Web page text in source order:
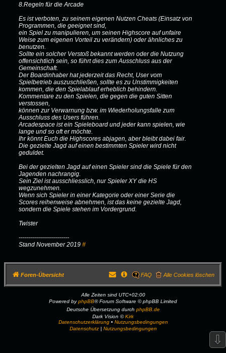
8.Regeln für die Arcade
Es ist verboten, zu seinem eigenen Nutzen Cheats (Einsatz von
Programmen, die geeignet sind,
ein Spiel zu manipulieren, um seinen Highscore auf unfaire
Weise zum eigenen Vorteil zu verändern) oder ähnliches zu
benutzen.
Sollte ein solcher Verstoß bekannt werden oder die Nutzung
offensichtlich sein, so führt dies zum Ausschluss aus der
Gemeinschaft.
Der Boardinhaber hat jederzeit das Recht, User vom
Spielbetrieb auszuschließen, sollte es zu Unstimmigkeiten
kommen, die den Spielablauf erheblich behindern.
Kommentare zu den Spielen, die gegen die guten Sitten
verstossen,
können zur Verwarnung bzw. im Wiederholungsfalle zum
Ausschluss des Users führen.
Arcadespace ist ein Spieleboard und jeder kann spielen, wie
lange und so oft er möchte.
Ihr könnt Euch die Highscores abjagen, aber bleibt dabei fair.
Die gezielte Jagd auf einen bestimmten Spieler wird nicht
geduldet.
Bei der gezielten Jagd auf einen Spieler sind die Spiele für den
Jagenden nachrangig.
Sein Ziel ist ausschliesslich, nur Spieler XY die HS
wegzunehmen.
Wenn sich Spieler in einer Kategorie oder einer Serie die
Scores reihenweise abnehmen, ist das keine gezielte Jagd,
sondern die Spiele stehen im Vordergrund.
Twister
-------------------------
Stand November 2019 #
Foren-Übersicht Alle Cookies löschen
FAQ
Alle Zeiten sind UTC+02:00
Powered byphpBB® Forum Software © phpBB Limited
Deutsche Übersetzung durch phpBB.de
Dark Vision ©Kirk
Datenschutzerklärung• Nutzungsbedingungen
Datenschutz| Nutzungsbedingungen
⇩